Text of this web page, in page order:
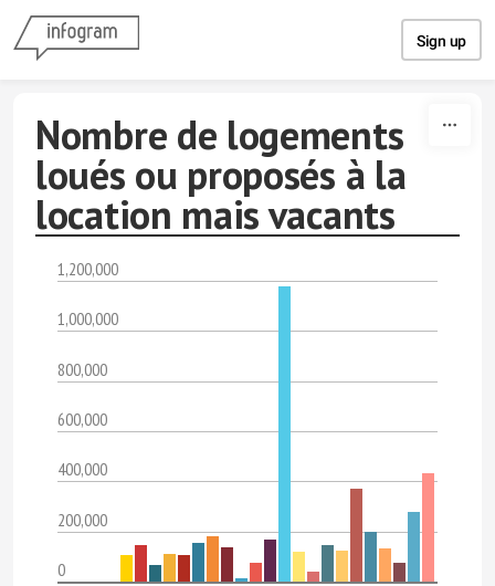
Sign up
Nombre de logements
loués ou proposés à la
location mais vacants
1,200,000
1,000,000
800,000
600,000
400,000
200,000
0